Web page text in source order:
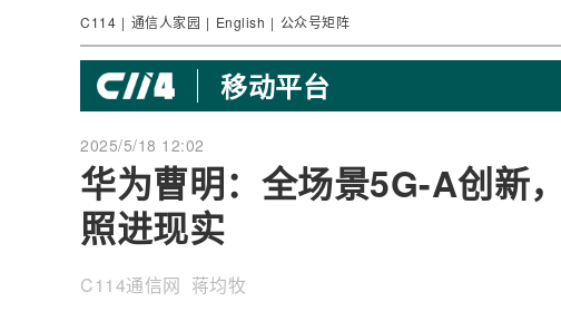
C114 | 通信人家园 | English | 公众号矩阵
移动平台
2025/5/18 12:02
华为曹明：全场景5G-A创新
照进现实
C114通信网 蒋均牧